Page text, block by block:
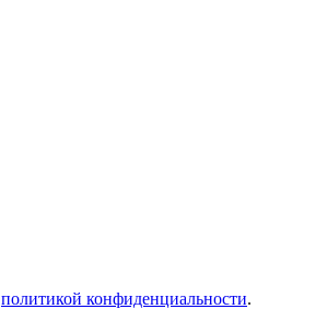
политикой конфиденциальности.